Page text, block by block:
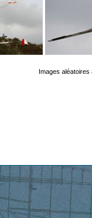
Images aléatoires